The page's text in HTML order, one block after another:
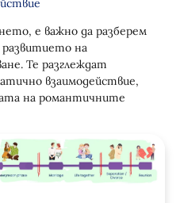
е важно да разберем
развитието на
Те разглеждат
взаимодействие,
на романтичните